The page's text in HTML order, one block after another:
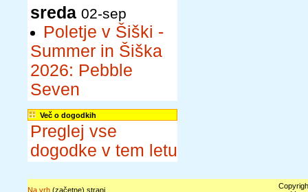
sreda 02-sep
Poletje v Šiški -
Summer in Šiška
2026: Pebble
Seven
Več o dogodkih
Preglej vse
dogodke v tem letu
Na vrh(začetne) strani